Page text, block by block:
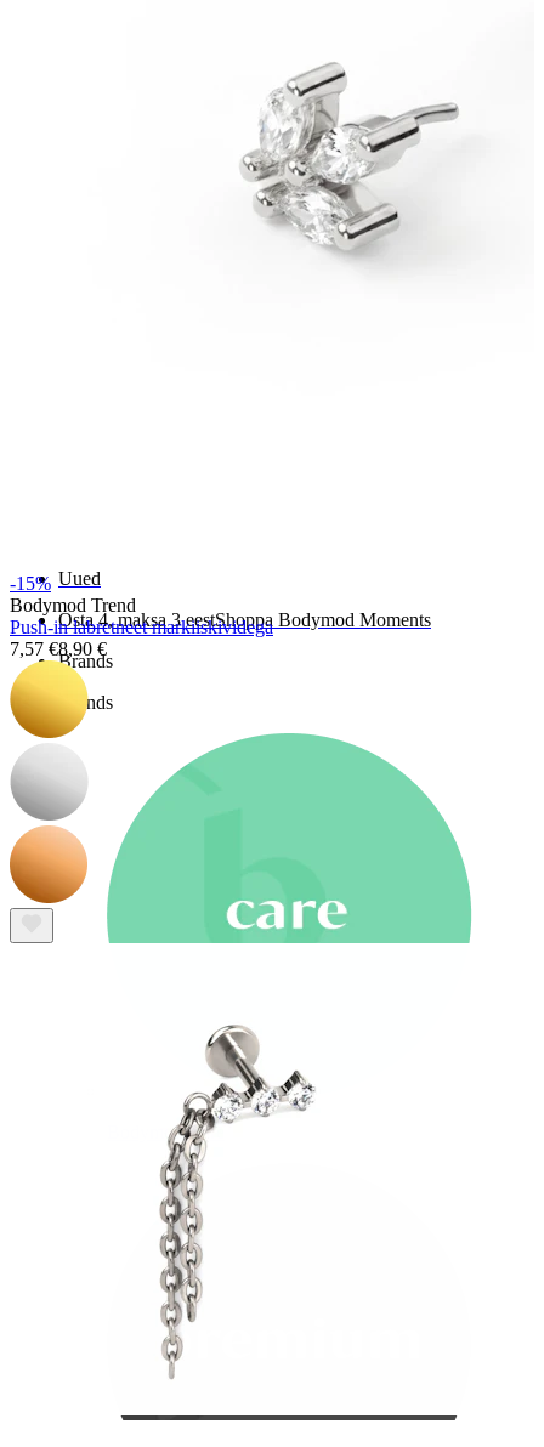
Uued
Osta 4, maksa 3 eestShoppa Bodymod Moments
Brands
Brands
Bodymod Care
-15%
Bodymod Trend
Push-in labretneet markiiskividega
7,57 €8,90 €